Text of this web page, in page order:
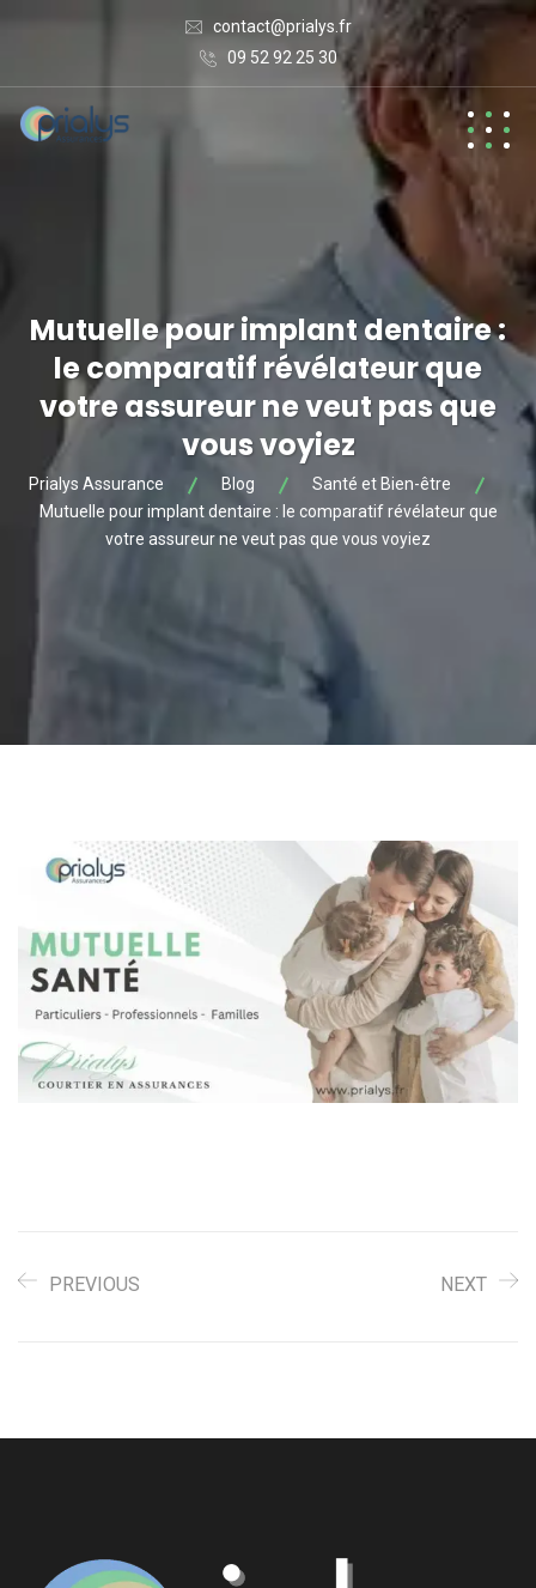
contact@prialys.fr
09 52 92 25 30
Mutuelle pour implant dentaire :
le comparatif révélateur que
votre assureur ne veut pas que
vous voyiez
Prialys Assurance Blog
Santé et Bien-être
Mutuelle pour implant dentaire : le comparatif révélateur que
votre assureur ne veut pas que vous voyiez
PREVIOUS NEXT